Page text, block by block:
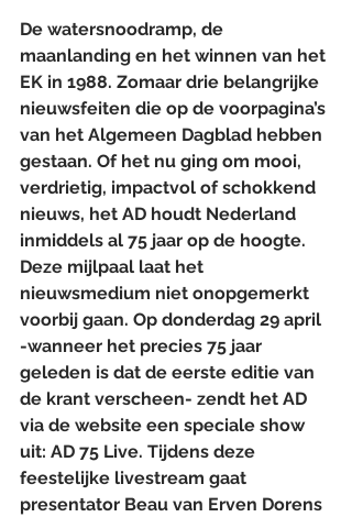
De watersnoodramp, de
maanlanding en het winnen van het
EK in 1988. Zomaar drie belangrijke
nieuwsfeiten die op de voorpagina’s
van het Algemeen Dagblad hebben
gestaan. Of het nu ging om mooi,
verdrietig, impactvol of schokkend
nieuws, het AD houdt Nederland
inmiddels al 75 jaar op de hoogte.
Deze mijlpaal laat het
nieuwsmedium niet onopgemerkt
voorbij gaan. Op donderdag 29 april
-wanneer het precies 75 jaar
geleden is dat de eerste editie van
de krant verscheen- zendt het AD
via de website een speciale show
uit: AD 75 Live. Tijdens deze
feestelijke livestream gaat
presentator Beau van Erven Dorens